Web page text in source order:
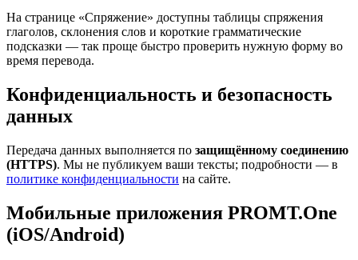
На странице «Спряжение» доступны таблицы спряжения
глаголов, склонения слов и короткие грамматические
подсказки — так проще быстро проверить нужную форму во
время перевода.
Конфиденциальность и безопасность
данных
Передача данных выполняется по защищённому соединению
(HTTPS). Мы не публикуем ваши тексты; подробности — в
политике конфиденциальности на сайте.
Мобильные приложения PROMT.One
(iOS/Android)